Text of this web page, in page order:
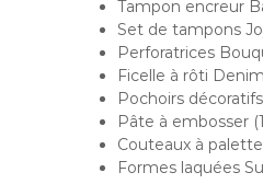
Tampon encreur
Set de tampons
Perforatrices
Ficelle à rôti
Pochoirs
Pâte à embosser
Couteaux à
Formes laquées